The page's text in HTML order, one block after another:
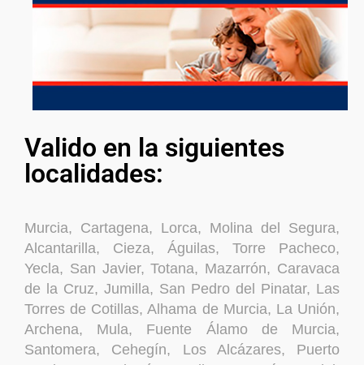
Valido en la siguientes
localidades:
Murcia, Cartagena, Lorca, Molina del Segura,
Alcantarilla, Cieza, Águilas, Torre Pacheco,
Yecla, San Javier, Totana, Mazarrón, Caravaca
de la Cruz, Jumilla, San Pedro del Pinatar, Las
Torres de Cotillas, Alhama de Murcia, La Unión,
Archena, Mula, Fuente Álamo de Murcia,
Santomera, Cehegín, Los Alcázares, Puerto